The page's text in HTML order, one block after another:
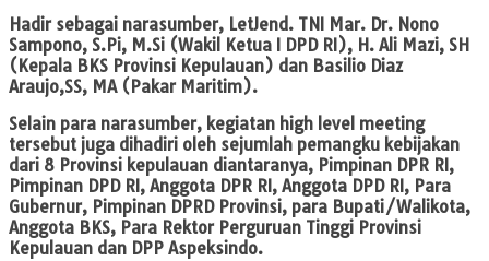
Hadir sebagai narasumber, LetJend. TNI Mar. Dr. Nono
Sampono, S.Pi, M.Si (Wakil Ketua I DPD RI), H. Ali Mazi, SH
(Kepala BKS Provinsi Kepulauan) dan Basilio Diaz
Araujo,SS, MA (Pakar Maritim).
Selain para narasumber, kegiatan high level meeting
tersebut juga dihadiri oleh sejumlah pemangku kebijakan
dari 8 Provinsi kepulauan diantaranya, Pimpinan DPR RI,
Pimpinan DPD RI, Anggota DPR RI, Anggota DPD RI, Para
Gubernur, Pimpinan DPRD Provinsi, para Bupati/Walikota,
Anggota BKS, Para Rektor Perguruan Tinggi Provinsi
Kepulauan dan DPP Aspeksindo.